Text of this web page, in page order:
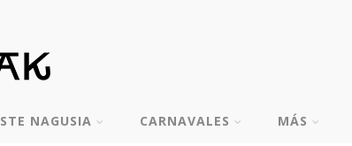
NAGUSIA CARNAVALES MÁS